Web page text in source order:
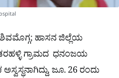
ಹಾಸನ ಜಿಲ್ಲೆಯ
ಗ್ರಾಮದ ಧನಂಜಯ
ಜೂ. 26 ರಂದು